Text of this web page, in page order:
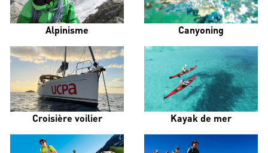
Alpinisme Canyoning
Croisière voilier Kayak de mer